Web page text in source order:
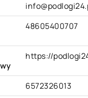
48605400707
https://
6572326013